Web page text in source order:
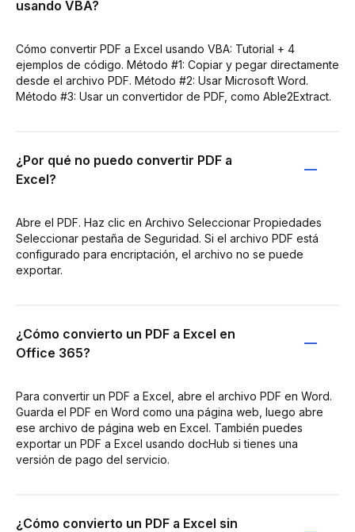
usando VBA?
Cómo convertir PDF a Excel usando VBA: Tutorial + 4
ejemplos de código. Método #1: Copiar y pegar directamente
desde el archivo PDF. Método #2: Usar Microsoft Word.
Método #3: Usar un convertidor de PDF, como Able2Extract.
¿Por qué no puedo convertir PDF a
Excel?
Abre el PDF. Haz clic en Archivo Seleccionar Propiedades
Seleccionar pestaña de Seguridad. Si el archivo PDF está
configurado para encriptación, el archivo no se puede
exportar.
¿Cómo convierto un PDF a Excel en
Office 365?
Para convertir un PDF a Excel, abre el archivo PDF en Word.
Guarda el PDF en Word como una página web, luego abre
ese archivo de página web en Excel. También puedes
exportar un PDF a Excel usando docHub si tienes una
versión de pago del servicio.
¿Cómo convierto un PDF a Excel sin